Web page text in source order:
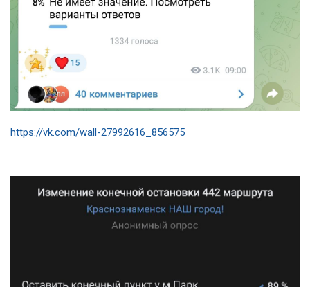
https://vk.com/wall-27992616_856575